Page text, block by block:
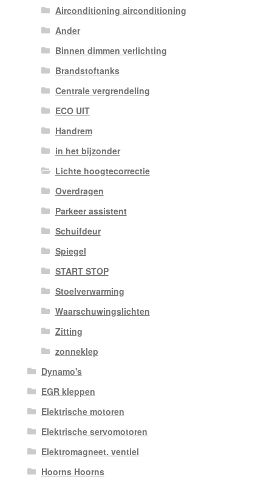
Airconditioning airconditioning
Ander
Binnen dimmen verlichting
Brandstoftanks
Centrale vergrendeling
ECO UIT
Handrem
in het bijzonder
Lichte hoogtecorrectie
Overdragen
Parkeer assistent
Schuifdeur
Spiegel
START STOP
Stoelverwarming
Waarschuwingslichten
Zitting
zonneklep
Dynamo's
EGR kleppen
Elektrische motoren
Elektrische servomotoren
Elektromagneet. ventiel
Hoorns Hoorns